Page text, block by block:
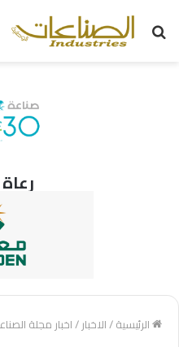
الرئيسية/الاخبار/اخبار مجلة